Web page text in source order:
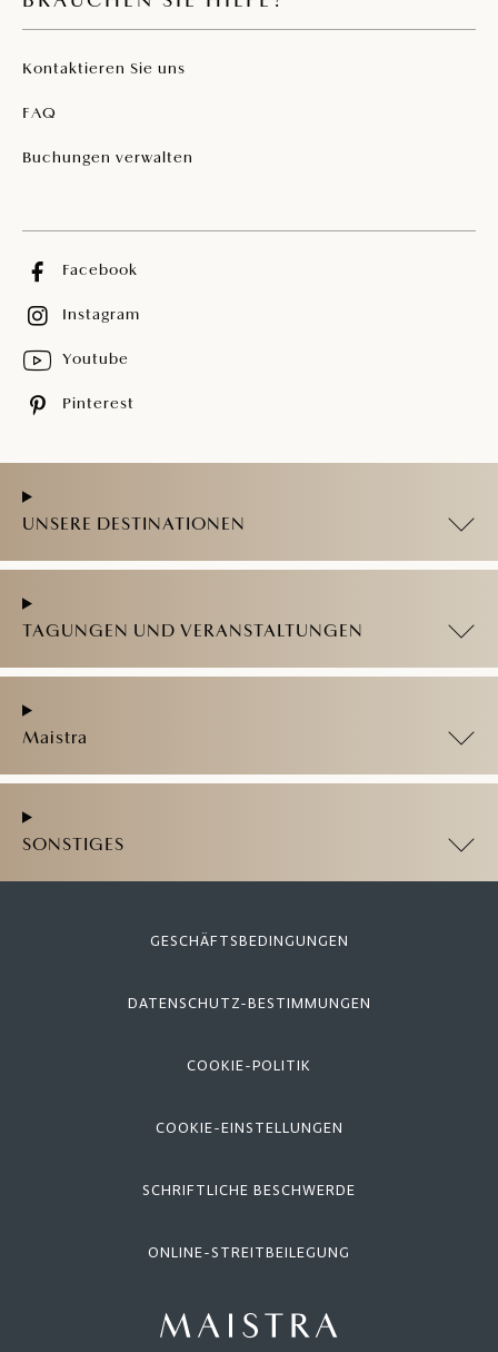
Kontaktieren Sie uns
FAQ
Buchungen verwalten
Facebook
Instagram
Youtube
Pinterest
UNSERE DESTINATIONEN
TAGUNGEN UND VERANSTALTUNGEN
Maistra
SONSTIGES
GESCHÄFTSBEDINGUNGEN
DATENSCHUTZ-BESTIMMUNGEN
COOKIE-POLITIK
COOKIE-EINSTELLUNGEN
SCHRIFTLICHE BESCHWERDE
ONLINE-STREITBEILEGUNG